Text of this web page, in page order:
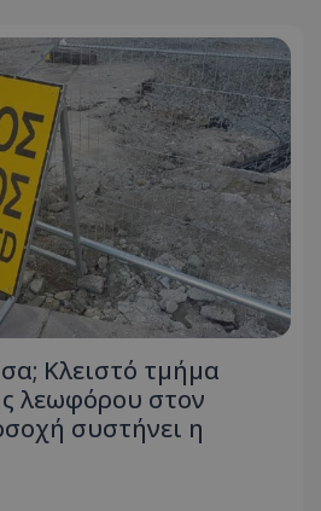
Κλειστό τμήμα
λεωφόρου στον
συστήνει η